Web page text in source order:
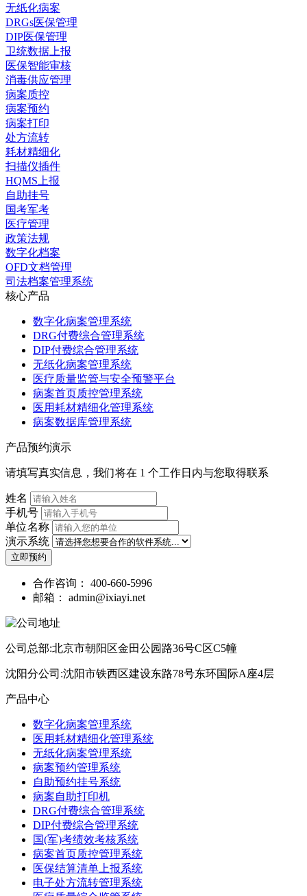
无纸化病案
DRGs医保管理
DIP医保管理
卫统数据上报
医保智能审核
消毒供应管理
病案质控
病案预约
病案打印
处方流转
耗材精细化
扫描仪插件
HQMS上报
自助挂号
国考军考
医疗管理
政策法规
数字化档案
OFD文档管理
司法档案管理系统
核心产品
数字化病案管理系统
DRG付费综合管理系统
DIP付费综合管理系统
无纸化病案管理系统
医疗质量监管与安全预警平台
病案首页质控管理系统
医用耗材精细化管理系统
病案数据库管理系统
产品预约演示
请填写真实信息，我们将在 1 个工作日内与您取得联系
姓名
手机号
单位名称
演示系统
立即预约
合作咨询： 400-660-5996
邮箱： admin@ixiayi.net
公司总部:北京市朝阳区金田公园路36号C区C5幢
沈阳分公司:沈阳市铁西区建设东路78号东环国际A座4层
产品中心
数字化病案管理系统
医用耗材精细化管理系统
无纸化病案管理系统
病案预约管理系统
自助预约挂号系统
病案自助打印机
DRG付费综合管理系统
DIP付费综合管理系统
国(军)考绩效考核系统
病案首页质控管理系统
医保结算清单上报系统
电子处方流转管理系统